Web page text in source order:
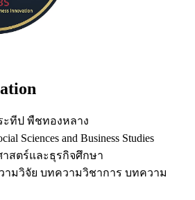
ะทีป พืชทองหลาง
Sciences and Business Studies
สตร์และธุรกิจศึกษา
ามวิจัย บทความวิชาการ บทความ